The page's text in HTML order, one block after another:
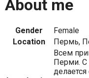
About me
Gender
Female
Location
Пермь,
Всем
Перми. С